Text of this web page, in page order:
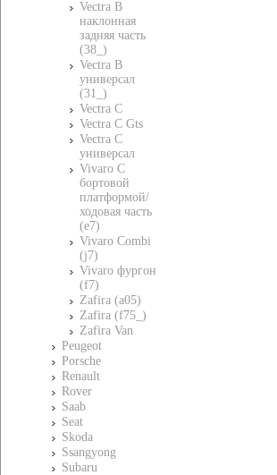
Vectra B
наклонная
задняя часть
(38_)
Vectra B
универсал
(31_)
Vectra C
Vectra C Gts
Vectra C
универсал
Vivaro C
бортовой
платформой/
ходовая часть
(e7)
Vivaro Combi
(j7)
Vivaro фургон
(f7)
Zafira (a05)
Zafira (f75_)
Zafira Van
Peugeot
Porsche
Renault
Rover
Saab
Seat
Skoda
Ssangyong
Subaru